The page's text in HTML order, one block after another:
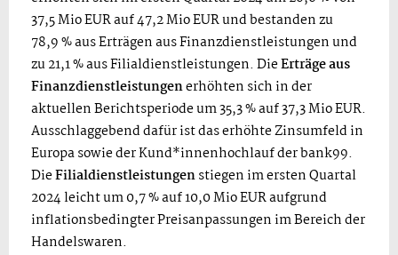
37,5 Mio EUR auf 47,2 Mio EUR und bestanden zu
78,9 % aus Erträgen aus Finanzdienstleistungen und
zu 21,1 % aus Filialdienstleistungen. DieErträge aus
Finanzdienstleistungenerhöhten sich in der
aktuellen Berichtsperiode um 35,3 % auf 37,3 Mio EUR.
Ausschlaggebend dafür ist das erhöhte Zinsumfeld in
Europa sowie der Kund*innenhochlauf der bank99.
DieFilialdienstleistungenstiegen im ersten Quartal
2024 leicht um 0,7 % auf 10,0 Mio EUR aufgrund
inflationsbedingter Preisanpassungen im Bereich der
Handelswaren.